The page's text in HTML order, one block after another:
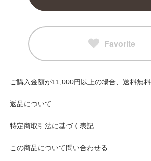
Favorite
ご購入金額が11,000円以上の場合、送料無料
返品について
特定商取引法に基づく表記
この商品について問い合わせる